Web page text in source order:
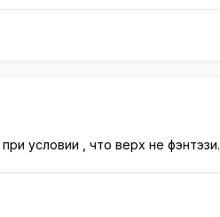
условии , что верх не фэнтэзи.